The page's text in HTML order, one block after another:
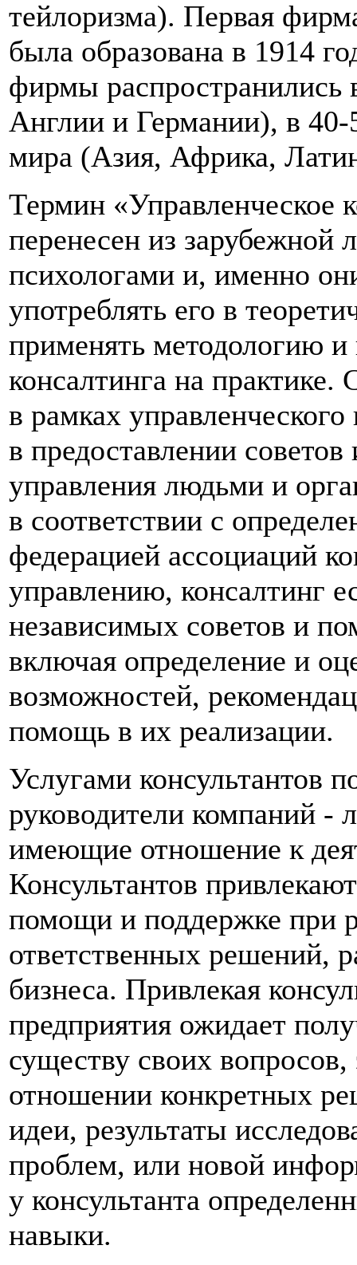
тейлоризма). Первая
была образована в 1914
фирмы распространились
Англии и Германии), в 40-
мира (Азия, Африка,
Термин «Управленческое
перенесен из зарубежной
психологами и, именно
употреблять его в
применять методологию
консалтинга на практике.
в рамках
в предоставлении
управления людьми и
в соответствии с
федерацией ассоциаций
управлению, консалтинг
независимых советов и
включая определение и
возможностей,
помощь в их реализации.
Услугами консультантов
руководители компаний
имеющие отношение к
Консультантов
помощи и поддержке при
ответственных решений,
бизнеса. Привлекая
предприятия ожидает
существу своих
отношении конкретных
идеи, результаты
проблем, или новой
у консультанта
навыки.